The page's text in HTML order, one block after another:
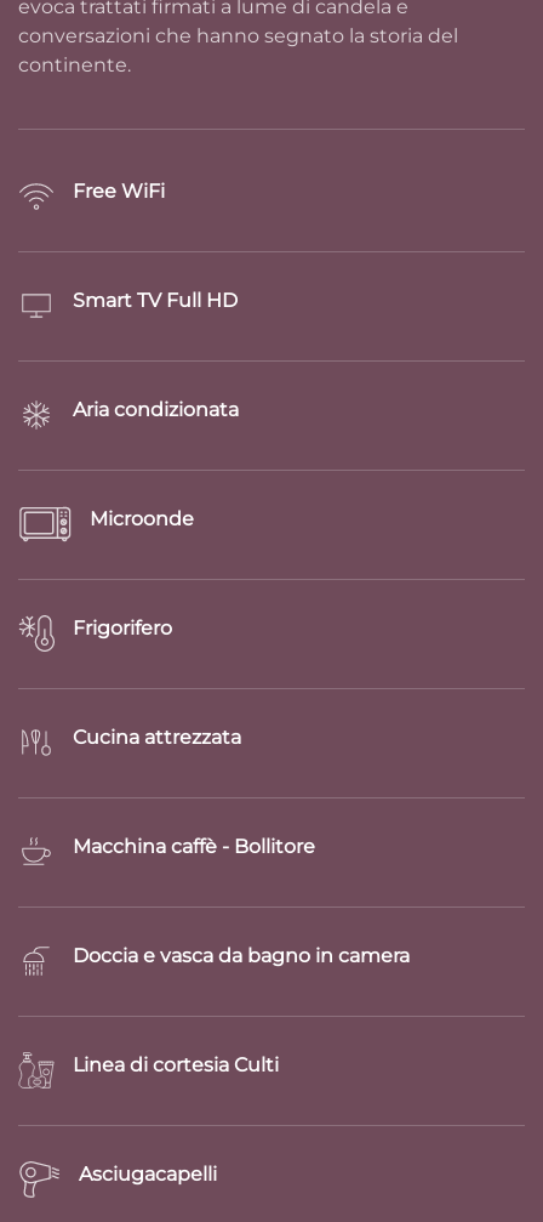
evoca trattati firmati a lume di candela e
conversazioni che hanno segnato la storia del
continente.
Free WiFi
Smart TV Full HD
Aria condizionata
Microonde
Frigorifero
Cucina attrezzata
Macchina caffè - Bollitore
Doccia e vasca da bagno in camera
Linea di cortesia Culti
Asciugacapelli